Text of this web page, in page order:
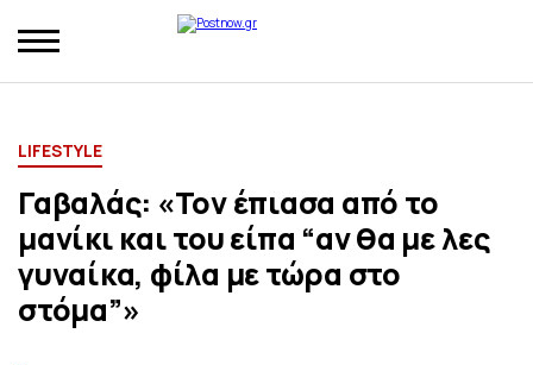
LIFESTYLE
Γαβαλάς: «Τον έπιασα από το
μανίκι και του είπα “αν θα με λες
γυναίκα, φίλα με τώρα στο
στόμα”»